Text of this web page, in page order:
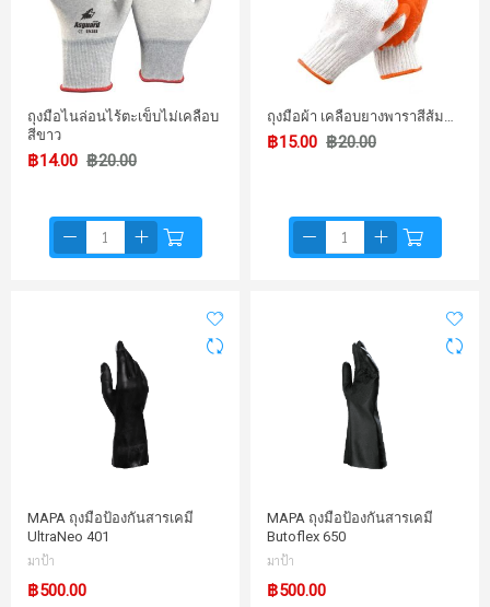
ถุงมือไนล่อนไร้ตะเข็บไม่เคลือบ
สีขาว
฿14.00 ฿20.00
ถุงมือผ้า เคลือบยางพาราสีส้ม…
฿15.00 ฿20.00
MAPA ถุงมือป้องกันสารเคมี
UltraNeo 401
มาป้า
฿500.00
MAPA ถุงมือป้องกันสารเคมี
Butoflex 650
มาป้า
฿500.00